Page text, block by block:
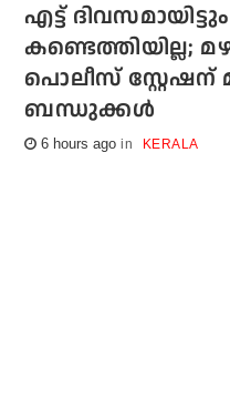
എട്ട്
കണ്ടെത്തിയില്ല;
പൊലീസ് സ്റ്റേഷന്
ബന്ധുക്കള്‍
6 hours ago KERALA